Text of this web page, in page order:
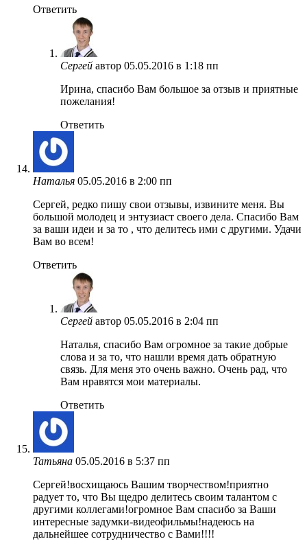
Ответить
Сергей автор 05.05.2016 в 1:18 пп
Ирина, спасибо Вам большое за отзыв и приятные
пожелания!
Ответить
Наталья 05.05.2016 в 2:00 пп
Сергей, редко пишу свои отзывы, извините меня. Вы
большой молодец и энтузиаст своего дела. Спасибо Вам
за ваши идеи и за то , что делитесь ими с другими. Удачи
Вам во всем!
Ответить
Сергей автор 05.05.2016 в 2:04 пп
Наталья, спасибо Вам огромное за такие добрые
слова и за то, что нашли время дать обратную
связь. Для меня это очень важно. Очень рад, что
Вам нравятся мои материалы.
Ответить
Татьяна 05.05.2016 в 5:37 пп
Сергей!восхищаюсь Вашим творчеством!приятно
радует то, что Вы щедро делитесь своим талантом с
другими коллегами!огромное Вам спасибо за Ваши
интересные задумки-видеофильмы!надеюсь на
дальнейшее сотрудничество с Вами!!!!